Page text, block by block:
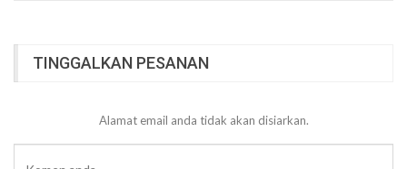
TINGGALKAN PESANAN
Alamat email anda tidak akan disiarkan.